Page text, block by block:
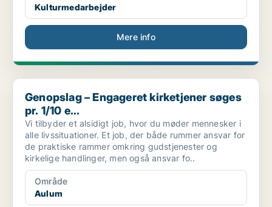
Kulturmedarbejder
Mere info
Genopslag – Engageret kirketjener søges pr. 1/10 e...
Genopslag – Engageret kirketjener søges
pr. 1/10 e...
Vi tilbyder et alsidigt job, hvor du møder mennesker i
alle livssituationer. Et job, der både rummer ansvar for
de praktiske rammer omkring gudstjenester og
kirkelige handlinger, men også ansvar fo..
Område
Aulum